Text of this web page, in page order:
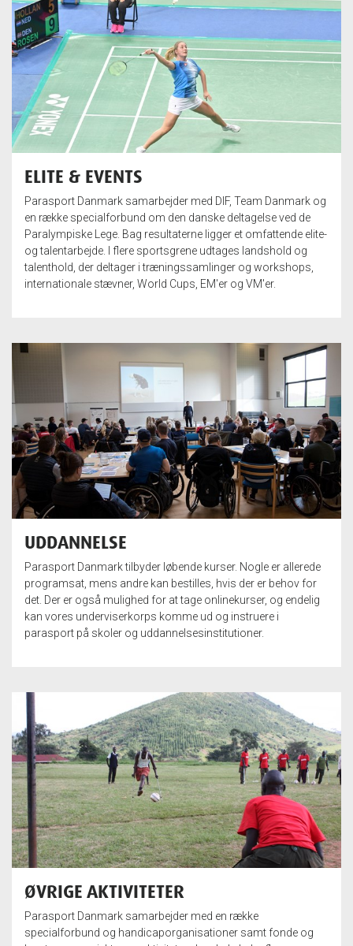
ELITE & EVENTS
Parasport Danmark samarbejder med DIF, Team Danmark og
en række specialforbund om den danske deltagelse ved de
Paralympiske Lege. Bag resultaterne ligger et omfattende elite-
og talentarbejde. I flere sportsgrene udtages landshold og
talenthold, der deltager i træningssamlinger og workshops,
internationale stævner, World Cups, EM'er og VM'er.
UDDANNELSE
Parasport Danmark tilbyder løbende kurser. Nogle er allerede
programsat, mens andre kan bestilles, hvis der er behov for
det. Der er også mulighed for at tage onlinekurser, og endelig
kan vores underviserkorps komme ud og instruere i
parasport på skoler og uddannelsesinstitutioner.
ØVRIGE AKTIVITETER
Parasport Danmark samarbejder med en række
specialforbund og handicaporganisationer samt fonde og